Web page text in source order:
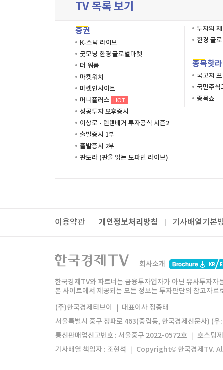
TV 목록 보기
증권
K-스탁 라이브
굿모닝 한경 글로벌마켓
더 워룸
마켓워치
마켓인사이트
머니플러스
HOT
성공투자 오후증시
이상로 - 텐텐배거 투자공식 시즌2
출발증시 1부
출발증시 2부
판도라 (판을 읽는 도파민 라이브)
투자의
한경 글
종목핫
국고처
국민주식
종목쇼
이용약관 개인정보처리방침 기사배열기본
패밀리사이트
한국경제TV
한경미디어그룹 한국경제신문 한국경제
모바일앱 한국경제TV앱
회사소개
한국경제TV와 파트너는 금융투자업자가 아닌 유사투자
본 사이트에서 제공되는 모든 정보는 투자판단의 참고자
(주)한국경제티브이
대표이사 정종태
서울특별시 중구 청파로 463(중림동, 한국경제신문사) (
통신판매업신고번호 : 서울중구 2022-0572호
호스팅
기사배열 책임자 : 조현석
Copyright© 한국경제TV.